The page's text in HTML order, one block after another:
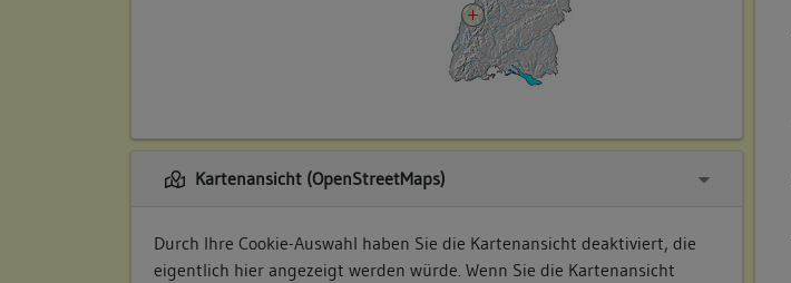
Kartenansicht (OpenStreetMaps)
Durch Ihre Cookie-Auswahl haben Sie die Kartenansicht deaktiviert, die
eigentlich hier angezeigt werden würde. Wenn Sie die Kartenansicht